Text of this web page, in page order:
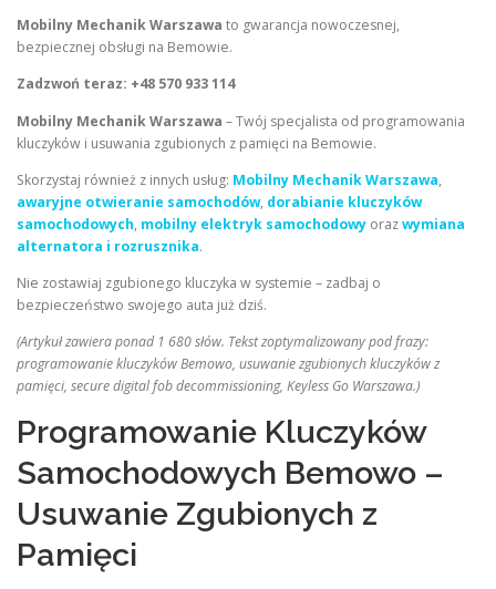
Mobilny Mechanik Warszawa to gwarancja nowoczesnej,
bezpiecznej obsługi na Bemowie.
Zadzwoń teraz: +48 570 933 114
Mobilny Mechanik Warszawa – Twój specjalista od programowania
kluczyków i usuwania zgubionych z pamięci na Bemowie.
Skorzystaj również z innych usług: Mobilny Mechanik Warszawa,
awaryjne otwieranie samochodów, dorabianie kluczyków
samochodowych, mobilny elektryk samochodowy orazwymiana
alternatora i rozrusznika.
Nie zostawiaj zgubionego kluczyka w systemie – zadbaj o
bezpieczeństwo swojego auta już dziś.
(Artykuł zawiera ponad 1 680 słów. Tekst zoptymalizowany pod frazy:
programowanie kluczyków Bemowo, usuwanie zgubionych kluczyków z
pamięci, secure digital fob decommissioning, Keyless Go Warszawa.)
Programowanie Kluczyków
Samochodowych Bemowo –
Usuwanie Zgubionych z
Pamięci